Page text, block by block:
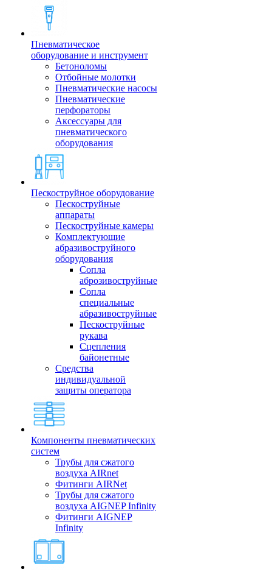
Пневматическое
оборудование и инструмент
Бетоноломы
Отбойные молотки
Пневматические насосы
Пневматические
перфораторы
Аксессуары для
пневматического
оборудования
Пескоструйное оборудование
Пескоструйные
аппараты
Пескоструйные камеры
Комплектующие
абразивоструйного
оборудования
Сопла
аброзивоструйные
Сопла
специальные
абразивоструйные
Пескоструйные
рукава
Сцепления
байонетные
Средства
индивидуальной
защиты оператора
Компоненты пневматических
систем
Трубы для сжатого
воздуха AIRnet
Фитинги AIRNet
Трубы для сжатого
воздуха AIGNEP Infinity
Фитинги AIGNEP
Infinity